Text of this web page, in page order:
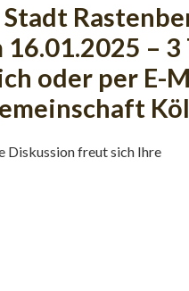
– 3
oder per E-
Diskussion freut sich Ihre